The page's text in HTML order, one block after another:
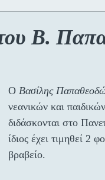
Β.
Ο Βασίλης
νεανικών και
διδάσκονται στο
ίδιος έχει τιμηθεί 2
βραβείο.